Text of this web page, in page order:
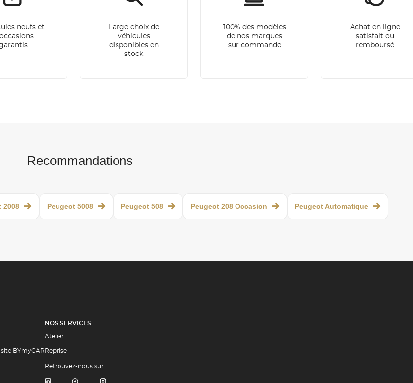
neufs et
Large choix de
véhicules
disponibles en
stock
100% des modèles
de nos marques
sur commande
Achat en ligne
satisfait ou
remboursé
Recommandations
2008 Peugeot 5008 Peugeot 508 Peugeot 208 Occasion Peugeot Automatique
BYmyCAR
NOS SERVICES
Atelier
Reprise
Retrouvez-nous sur :